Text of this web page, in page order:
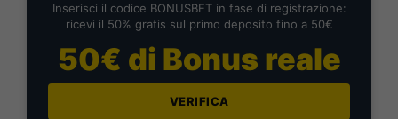
Inserisci il codice BONUSBET in fase di registrazione:
ricevi il 50% gratis sul primo deposito fino a 50€
50€ di Bonus reale
VERIFICA